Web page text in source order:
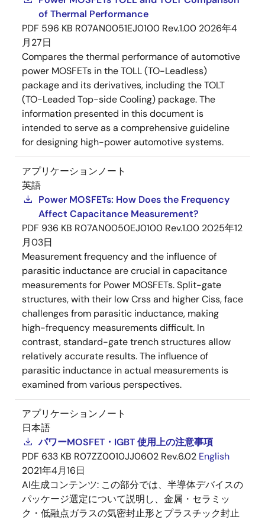
of Thermal Performance
PDF 596 KB R07AN0051EJ0100 Rev.1.00 2026年4
月27日
Compares the thermal performance of automotive
power MOSFETs in the TOLL (TO-Leadless)
package and its derivatives, including the TOLT
(TO-Leaded Top-side Cooling) package. The
information presented in this document is
intended to serve as a comprehensive guideline
for designing high-power automotive systems.
アプリケーションノート
英語
Power MOSFETs: How Does the Frequency
Affect Capacitance Measurement?
PDF 936 KB R07AN0050EJ0100 Rev.1.00 2025年12
月03日
Measurement frequency and the influence of
parasitic inductance are crucial in capacitance
measurements for Power MOSFETs. Split-gate
structures, with their low Crss and higher Ciss, face
challenges from parasitic inductance, making
high-frequency measurements difficult. In
contrast, standard-gate trench structures allow
relatively accurate results. The influence of
parasitic inductance in actual measurements is
examined from various perspectives.
アプリケーションノート
日本語
パワーMOSFET・IGBT 使用上の注意事項
PDF 633 KB R07ZZ0010JJ0602 Rev.6.02 English
2021年4月16日
AI生成コンテンツ: この部分では、半導体デバイスの
パッケージ選定について説明し、金属・セラミッ
ク・低融点ガラスの気密封止形とプラスチック封止